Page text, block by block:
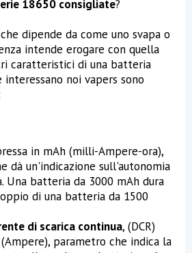
18650 consigliate?
dipende da come uno svapa o
intende erogare con quella
caratteristici di una batteria
noi vapers sono
in mAh (milli-Ampere-ora),
dà un'indicazione sull'autonomia
Una batteria da 3000 mAh dura
di una batteria da 1500
di scarica continua, (DCR)
parametro che indica la